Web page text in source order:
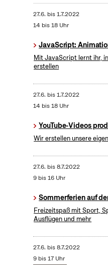
27.6. bis1.7.2022
14 bis 18 Uhr
JavaScript:
Mit JavaScript lernt ihr,
erstellen
27.6. bis1.7.2022
14 bis 18 Uhr
YouTube-Videos
Wir erstellen unsere
27.6. bis8.7.2022
9 bis 16 Uhr
Sommerferien auf
Freizeitspaß mit Sport,
Ausflügen und mehr
27.6. bis8.7.2022
9 bis 17 Uhr